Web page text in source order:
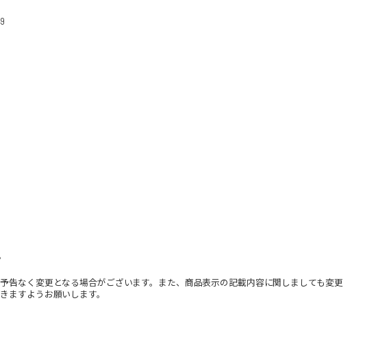
なく変更となる場合がございます。また、商品表示の記載内容に関しましても変更
ますようお願いします。